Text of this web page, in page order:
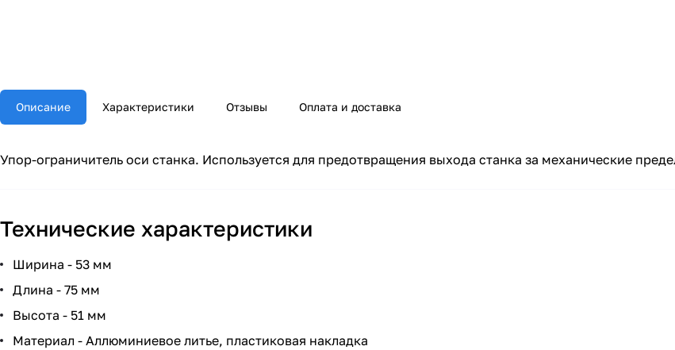
Описание Характеристики Отзывы Оплата и доставка
Упор-ограничитель оси станка. Используется для предотвращения выхода станка за механические
Технические характеристики
Ширина - 53 мм
Длина - 75 мм
Высота - 51 мм
Материал - Аллюминиевое литье, пластиковая накладка